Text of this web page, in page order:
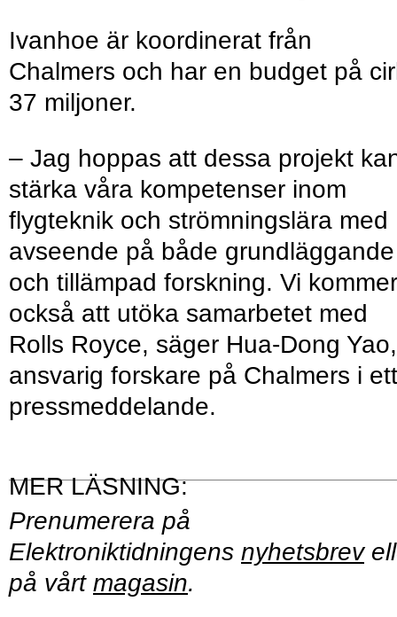
Ivanhoe är koordinerat från
Chalmers och har en budget på
37 miljoner.
– Jag hoppas att dessa projekt
stärka våra kompetenser inom
flygteknik och strömningslära med
avseende på både grundläggande
och tillämpad forskning. Vi kommer
också att utöka samarbetet med
Rolls Royce, säger Hua-Dong Yao,
ansvarig forskare på Chalmers i ett
pressmeddelande.
Prenumerera på
Elektroniktidningens nyhetsbrev
på vårt magasin.